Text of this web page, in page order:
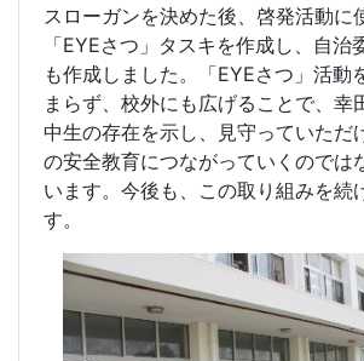
スローガンを決めた後、啓発活動に
「EYEさつ」タスキを作成し、自治
も作成しました。「EYEさつ」活動
まらず、校外にも広げることで、幸
中生の存在を示し、見守っていただ
の安全教育につながっていくのでは
います。今後も、この取り組みを続
す。